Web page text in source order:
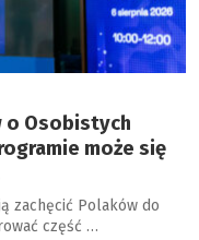
o Osobistych
może się
zachęcić Polaków do
część …